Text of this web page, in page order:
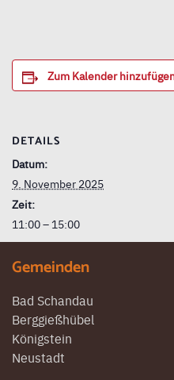
Zum Kalender
DETAILS
Datum:
9. November 2025
Zeit:
11:00 – 15:00
Gemeinden
Bad Schandau
Berggießhübel
Königstein
Neustadt